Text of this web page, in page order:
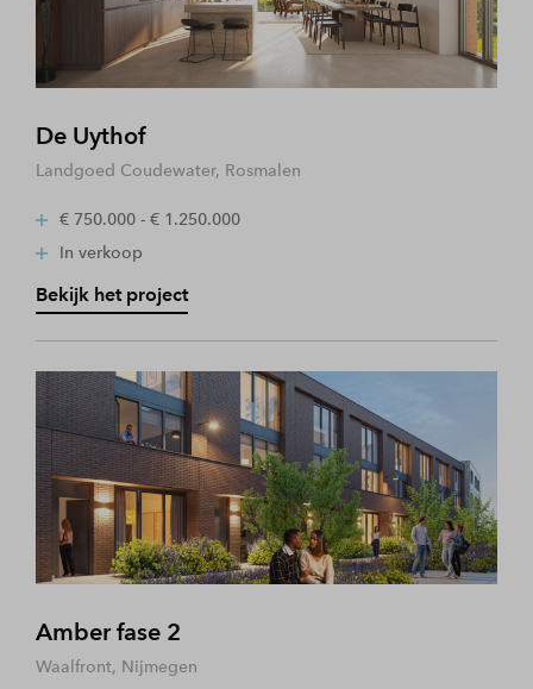
De Uythof
Landgoed Coudewater, Rosmalen
€ 750.000 - € 1.250.000
In verkoop
Bekijk het project
Amber fase 2
Waalfront, Nijmegen